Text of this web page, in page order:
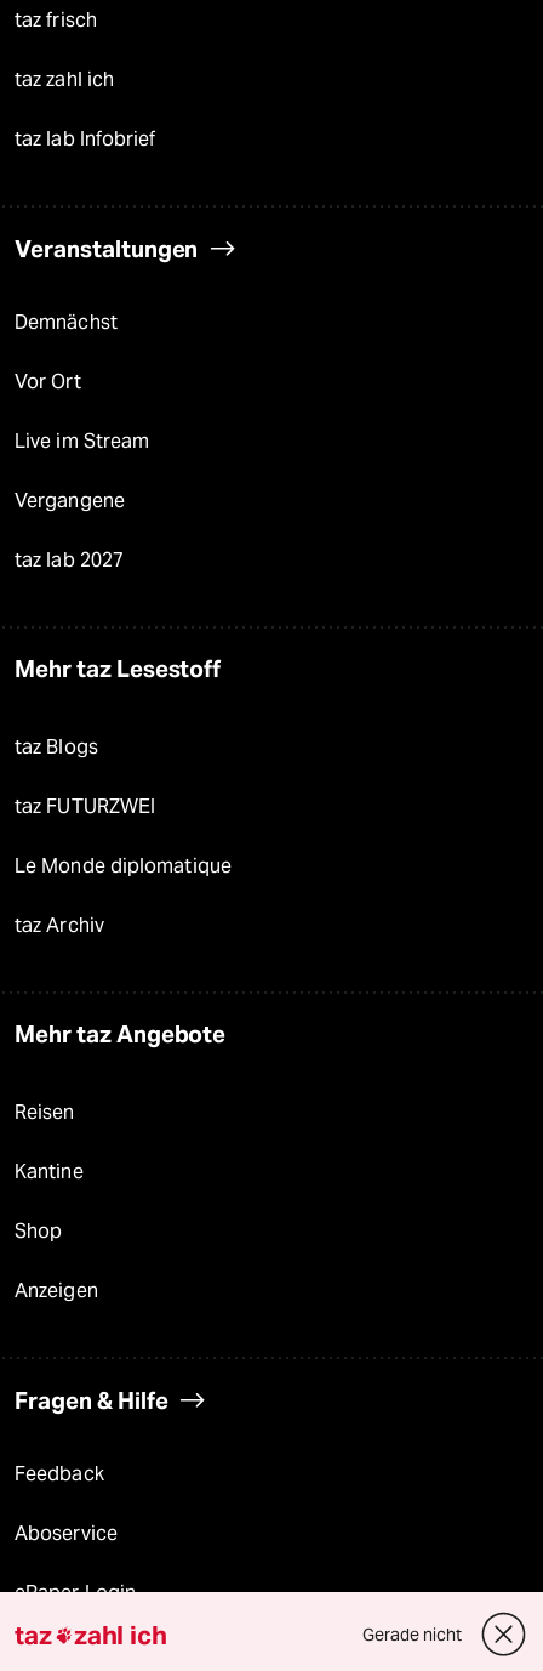
taz frisch
taz zahl ich
taz lab Infobrief
Veranstaltungen
Demnächst
Vor Ort
Live im Stream
Vergangene
taz lab 2027
Mehr taz Lesestoff
taz Blogs
taz FUTURZWEI
Le Monde diplomatique
taz Archiv
Mehr taz Angebote
Reisen
Kantine
Shop
Anzeigen
Fragen & Hilfe
Feedback
Aboservice
ePaper Login
Downloads für Abonnierende
taz zahl ich Gerade nicht